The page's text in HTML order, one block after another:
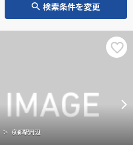
検索条件を変更
京都駅周辺